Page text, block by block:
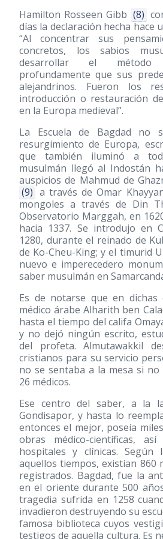
Hamilton Rosseen Gibb (8)
días la declaración hecha hace
“Al concentrar sus
concretos, los sabios
desarrollar el método
profundamente que sus
alejandrinos. Fueron los
introducción o restauración
en la Europa medieval”.
La Escuela de Bagdad no
resurgimiento de Europa,
que también iluminó a
musulmán llegó al Indostán
auspicios de Mahmud de
(9) a través de Omar
mongoles a través de Din
Observatorio Marggah, en
hacia 1337. Se introdujo en
1280, durante el reinado de
de Ko-Cheu-King; y el timurid
nuevo e imperecedero
saber musulmán en
Es de notarse que en dichas
médico árabe Alharith ben
hasta el tiempo del califa
y no dejó ningún escrito,
del profeta. Almutawakkil
cristianos para su servicio
no se sentaba a la mesa si no
26 médicos.
Ese centro del saber, a la
Gondisapor, y hasta lo
entonces el mejor, poseía
obras médico-científicas,
hospitales y clínicas. Según
aquellos tiempos, existían 860
registrados. Bagdad, fue la
en el oriente durante 500
tragedia sufrida en 1258
invadieron destruyendo su
famosa biblioteca cuyos
testigos de aquella cultura. Es